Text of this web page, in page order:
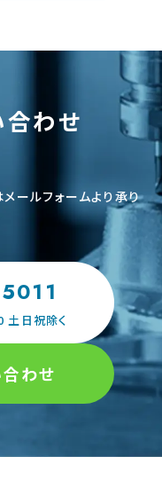
合わせ
ールフォームより承り
日祝除く
合わせ